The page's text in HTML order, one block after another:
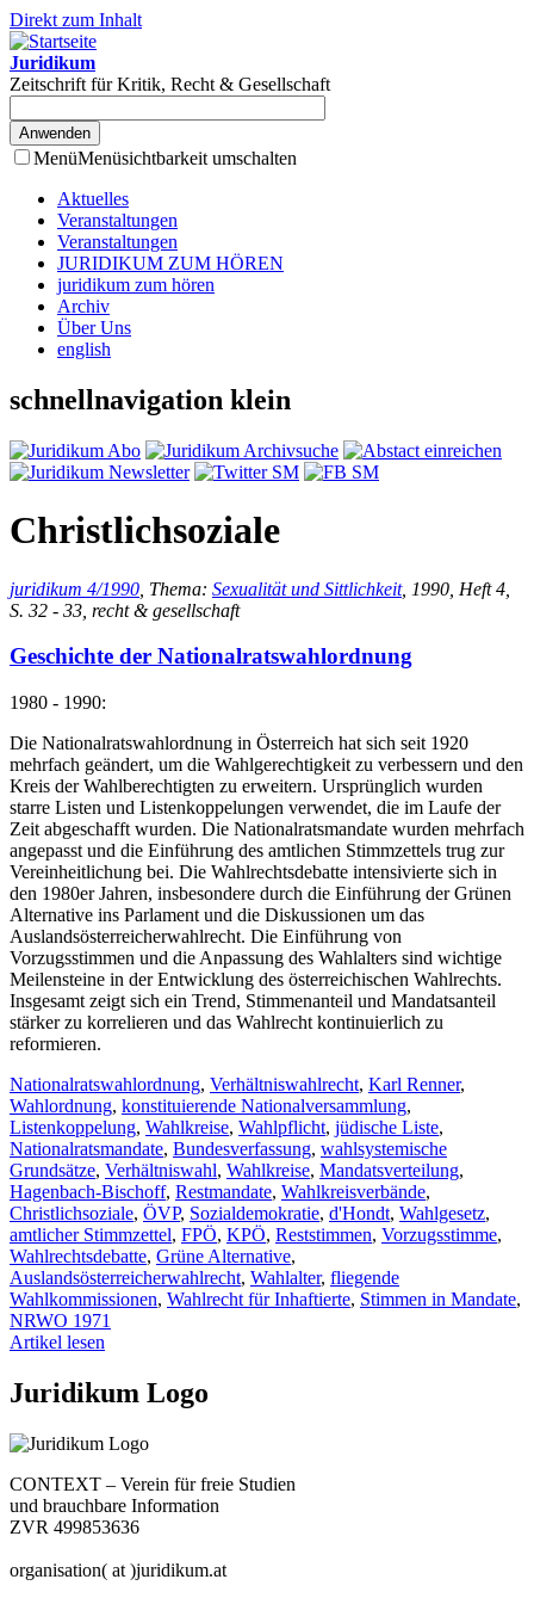
Direkt zum Inhalt
Juridikum
Zeitschrift für Kritik, Recht & Gesellschaft
MenüMenüsichtbarkeit umschalten
Aktuelles
Veranstaltungen
Veranstaltungen
JURIDIKUM ZUM HÖREN
juridikum zum hören
Archiv
Über Uns
english
schnellnavigation klein
Christlichsoziale
juridikum 4/1990 , Thema: Sexualität und Sittlichkeit, 1990, Heft 4,
S. 32 - 33, recht & gesellschaft
Geschichte der Nationalratswahlordnung
1980 - 1990:
Die Nationalratswahlordnung in Österreich hat sich seit 1920
mehrfach geändert, um die Wahlgerechtigkeit zu verbessern und den
Kreis der Wahlberechtigten zu erweitern. Ursprünglich wurden
starre Listen und Listenkoppelungen verwendet, die im Laufe der
Zeit abgeschafft wurden. Die Nationalratsmandate wurden mehrfach
angepasst und die Einführung des amtlichen Stimmzettels trug zur
Vereinheitlichung bei. Die Wahlrechtsdebatte intensivierte sich in
den 1980er Jahren, insbesondere durch die Einführung der Grünen
Alternative ins Parlament und die Diskussionen um das
Auslandsösterreicherwahlrecht. Die Einführung von
Vorzugsstimmen und die Anpassung des Wahlalters sind wichtige
Meilensteine in der Entwicklung des österreichischen Wahlrechts.
Insgesamt zeigt sich ein Trend, Stimmenanteil und Mandatsanteil
stärker zu korrelieren und das Wahlrecht kontinuierlich zu
reformieren.
Nationalratswahlordnung, Verhältniswahlrecht, Karl Renner,
Wahlordnung, konstituierende Nationalversammlung,
Listenkoppelung, Wahlkreise, Wahlpflicht, jüdische Liste,
Nationalratsmandate, Bundesverfassung, wahlsystemische
Grundsätze, Verhältniswahl, Wahlkreise, Mandatsverteilung,
Hagenbach-Bischoff, Restmandate, Wahlkreisverbände,
Christlichsoziale, ÖVP, Sozialdemokratie, d'Hondt, Wahlgesetz,
amtlicher Stimmzettel, FPÖ, KPÖ, Reststimmen, Vorzugsstimme,
Wahlrechtsdebatte, Grüne Alternative,
Auslandsösterreicherwahlrecht, Wahlalter, fliegende
Wahlkommissionen, Wahlrecht für Inhaftierte, Stimmen in Mandate,
NRWO 1971
Artikel lesen
Juridikum Logo
CONTEXT – Verein für freie Studien
und brauchbare Information
ZVR 499853636
organisation( at )juridikum.at